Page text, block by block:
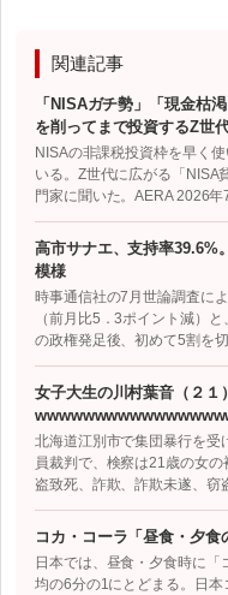
関連記事
「NISAガチ勢」「現金
を削ってまで投資するZ世
NISAの非課税投資枠を早く
いる。Z世代に広がる「NISA
門家に聞いた。AERA 2026年
高市サナエ、支持率39.6%
模様
時事通信社の7月世論調査に
（前月比5．3ポイント減）
の政権発足後、初めて5割を
女子大生の川村葉音（２１
北海道江別市で集団暴行を受
員裁判で、検察は21歳の女
盗致死、詐欺、詐欺未遂、窃
コカ・コーラ「昼食・夕
日本では、昼食・夕食時に
均の6分の1にとどまる。日